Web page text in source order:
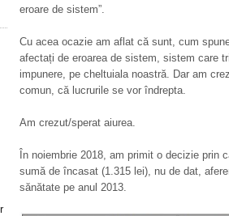
eroare de sistem”.
Cu acea ocazie am aflat că sunt, cum
afectați de eroarea de sistem, sistem care
impunere, pe cheltuiala noastră. Dar am
comun, că lucrurile se vor îndrepta.
Am crezut/sperat aiurea.
În noiembrie 2018, am primit o decizie prin
sumă de încasat (1.315 lei), nu de dat,
sănătate pe anul 2013.